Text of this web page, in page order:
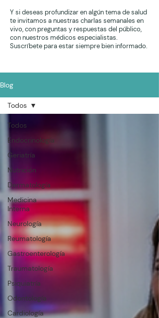
Y si deseas profundizar en algún tema de salud
te invitamos a nuestras charlas semanales en
vivo, con preguntas y respuestas del público,
con nuestros médicos especialistas.
Suscríbete para estar siempre bien informado.
Blog
Todos
Endocrinología
Geriatría
Nutrición
Dermatología
Medicina
Interna
Neurología
Reumatología
Gastroenterología
Traumatología
Psiquiatría
Odontología
Cardiología
Todos